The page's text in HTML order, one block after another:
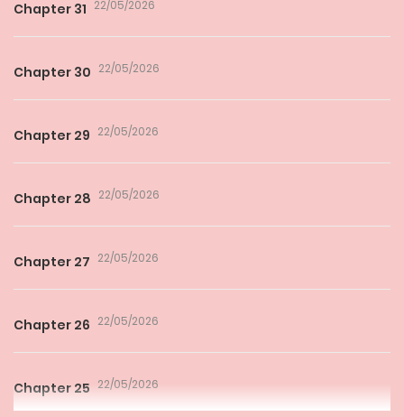
Chapter 31 22/05/2026
Chapter 30 22/05/2026
Chapter 29 22/05/2026
Chapter 28 22/05/2026
Chapter 27 22/05/2026
Chapter 26 22/05/2026
Chapter 25 22/05/2026